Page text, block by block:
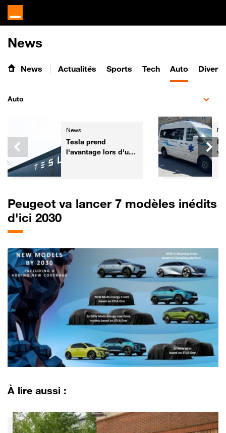
News
News Actualités Sports Tech Auto
Auto
News
Tesla prend
l'avantage lors d'un
Peugeot va lancer 7 modèles inédits
d'ici 2030
À lire aussi :